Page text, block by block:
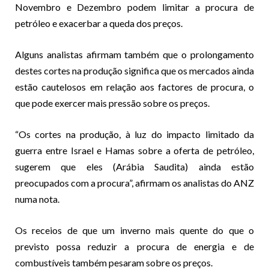
Novembro e Dezembro podem limitar a procura de
petróleo e exacerbar a queda dos preços.
Alguns analistas afirmam também que o prolongamento
destes cortes na produção significa que os mercados ainda
estão cautelosos em relação aos factores de procura, o
que pode exercer mais pressão sobre os preços.
“Os cortes na produção, à luz do impacto limitado da
guerra entre Israel e Hamas sobre a oferta de petróleo,
sugerem que eles (Arábia Saudita) ainda estão
preocupados com a procura”, afirmam os analistas do ANZ
numa nota.
Os receios de que um inverno mais quente do que o
previsto possa reduzir a procura de energia e de
combustíveis também pesaram sobre os preços.